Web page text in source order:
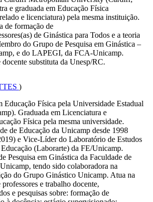
e graduada em Educação Física
e licenciatura) pela mesma instituição.
de formação de
de Ginástica para Todos e a teoria
do Grupo de Pesquisa em Ginástica –
e do LAPEGI, da FCA-Unicamp.
substituta da Unesp/RC.
)
Educação Física pela Universidade Estadual
Graduada em Licenciatura e
Física pela mesma universidade.
de Educação da Unicamp desde 1998
e Vice-Líder do Laboratório de Estudos
(Laborarte) da FE/Unicamp.
Pesquisa em Ginástica da Faculdade de
tendo sido colaboradora na
do Grupo Ginástico Unicamp. Atua na
e trabalho docente,
e pesquisas sobre: formação de